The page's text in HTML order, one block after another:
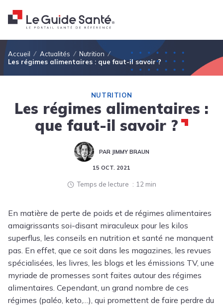
Fil d'Ariane
Accueil Actualités
Nutrition
Les régimes alimentaires : que faut-il savoir ?
NUTRITION
Les régimes alimentaires :
que faut-il savoir ?
PAR JIMMY BRAUN
15 OCT. 2021
Temps de lecture 12 min
En matière de perte de poids et de régimes alimentaires
amaigrissants soi-disant miraculeux pour les kilos
superflus, les conseils en nutrition et santé ne manquent
pas. En effet, que ce soit dans les magazines, les revues
spécialisées, les livres, les blogs et les émissions TV, une
myriade de promesses sont faites autour des régimes
alimentaires. Cependant, un grand nombre de ces
régimes (paléo, keto,…), qui promettent de faire perdre du